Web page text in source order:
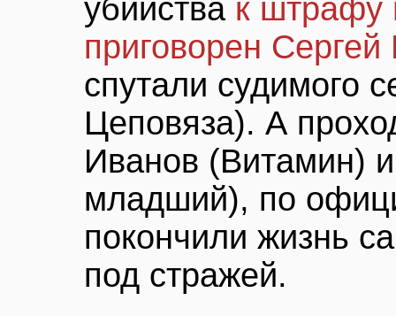
убийства к штрафу
приговорен Сергей
спутали судимого
Цеповяза). А
Иванов (Витамин)
младший), по
покончили жизнь
под стражей.